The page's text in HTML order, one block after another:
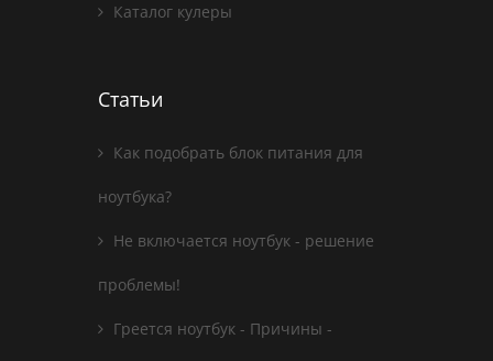
Каталог кулеры
Статьи
Как подобрать блок питания для
ноутбука?
Не включается ноутбук - решение
проблемы!
Греется ноутбук - Причины -